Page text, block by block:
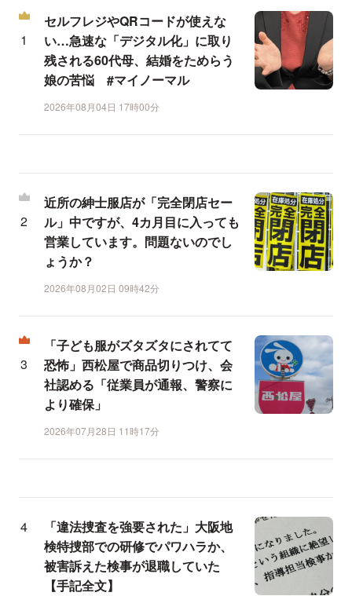
セルフレジやQRコードが使えな
い…急速な「デジタル化」に取り
残される60代母、結婚をためらう
娘の苦悩 #マイノーマル
2026年08月04日 17時00分
近所の紳士服店が「完全閉店セー
ル」中ですが、4カ月目に入っても
営業しています。問題ないのでし
ょうか？
2026年08月02日 09時42分
「子ども服がズタズタにされてて
恐怖」西松屋で商品切りつけ、会
社認める「従業員が通報、警察に
より確保」
2026年07月28日 11時17分
「違法捜査を強要された」大阪地
検特捜部での研修でパワハラか、
被害訴えた検事が退職していた
【手記全文】